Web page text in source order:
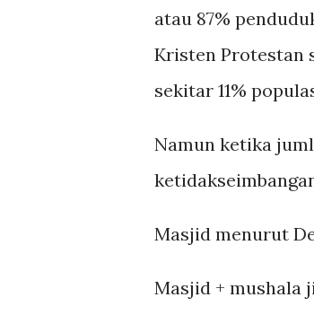
atau 87%
Kristen Protestan
sekitar 11%
Namun ketika
Masjid menurut
Masjid + mushala